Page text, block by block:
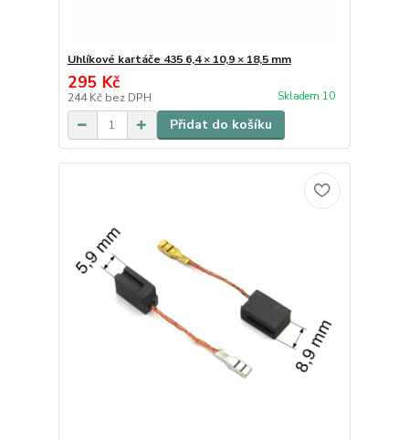
Uhlíkové kartáče 435 6,4 × 10,9 × 18,5 mm
295 Kč
244 Kč bez DPH Skladem 10
Přidat do košíku